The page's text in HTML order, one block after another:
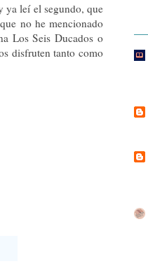
ya leí el segundo, que
no he mencionado
Los Seis Ducados o
disfruten tanto como